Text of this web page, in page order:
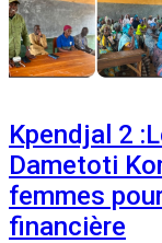
Kpendjal 2
Dametoti
femmes
financière